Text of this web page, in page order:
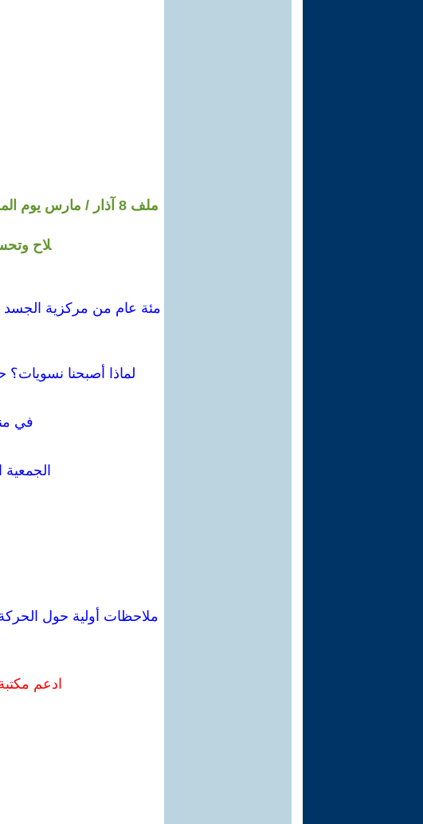
لاح
لماذا أصبحنا
في
ملاحظات أولية حول
ادعم